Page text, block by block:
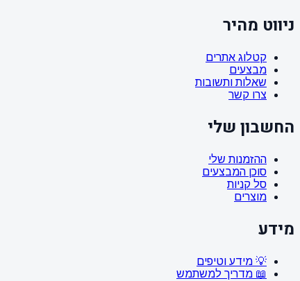
ניווט מהיר
קטלוג אתרים
מבצעים
שאלות ותשובות
צרו קשר
החשבון שלי
ההזמנות שלי
סוכן המבצעים
סל קניות
מוצרים
מידע
💡 מידע וטיפים
📖 מדריך למשתמש